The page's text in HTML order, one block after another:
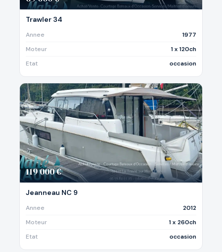
Trawler 34
Annee
1977
Moteur
1 x 120ch
Etat
occasion
119 000 €
Jeanneau NC 9
Annee
2012
Moteur
1 x 260ch
Etat
occasion